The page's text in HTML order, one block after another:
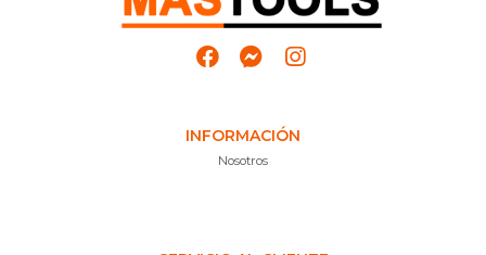
INFORMACIÓN
Nosotros